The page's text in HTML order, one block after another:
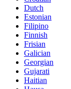
Dutch
Estonian
Filipino
Finnish
Frisian
Galician
Georgian
Gujarati
Haitian